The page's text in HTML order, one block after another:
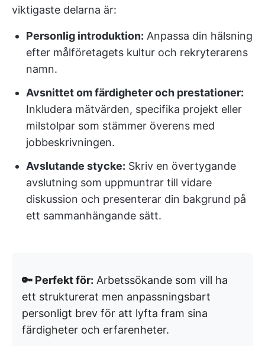
viktigaste delarna är:
Personlig introduktion: Anpassa din hälsning
efter målföretagets kultur och rekryterarens
namn.
Avsnittet om färdigheter och prestationer:
Inkludera mätvärden, specifika projekt eller
milstolpar som stämmer överens med
jobbeskrivningen.
Avslutande stycke: Skriv en övertygande
avslutning som uppmuntrar till vidare
diskussion och presenterar din bakgrund på
ett sammanhängande sätt.
🔑 Perfekt för: Arbetssökande som vill ha
ett strukturerat men anpassningsbart
personligt brev för att lyfta fram sina
färdigheter och erfarenheter.